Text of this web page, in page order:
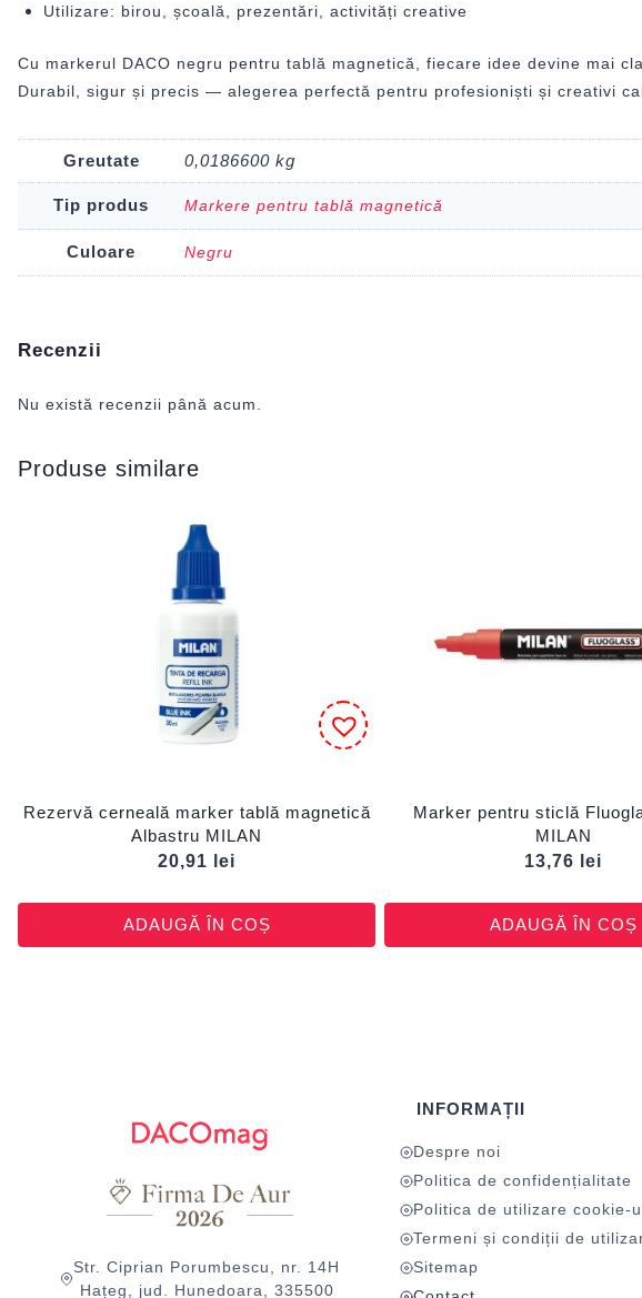
Utilizare: birou, școală, prezentări, activități creative
Cu markerul DACO negru pentru tablă magnetică, fiecare idee devine mai
Durabil, sigur și precis — alegerea perfectă pentru profesioniști și creativi
Greutate 0,0186600 kg
Tip produs Markere pentru tablă magnetică
Culoare Negru
Recenzii
Nu există recenzii până acum.
Produse similare
Rezervă cerneală marker tablă magnetică
Albastru MILAN
20,91
lei
ADAUGĂ ÎN COȘ
Marker pentru sticlă
MILAN
13,76
lei
ADAUGĂ ÎN COȘ
Str. Ciprian Porumbescu, nr. 14H
Hațeg, jud. Hunedoara, 335500
INFORMAȚII
Despre noi
Politica de confidențialitate
Politica de utilizare cookie-
Termeni și condiții de
Sitemap